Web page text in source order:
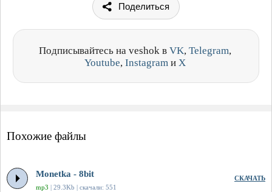
Поделиться
Подписывайтесь на veshok в VK, Telegram,
Youtube, Instagram и X
Похожие файлы
Monetka - 8bit
mp3 | 29.3Kb | скачали: 551
СКАЧАТЬ